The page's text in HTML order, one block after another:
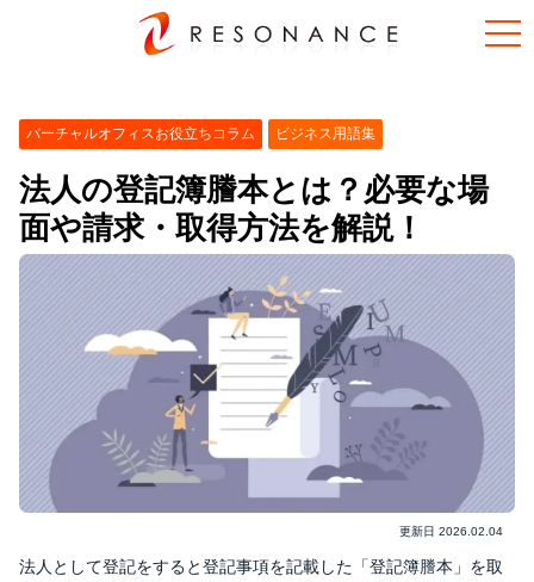
バーチャルオフィスお役立ちコラム ビジネス用語集
法人の登記簿謄本とは？必要な場
面や請求・取得方法を解説！
更新日 2026.02.04
法人として登記をすると登記事項を記載した「登記簿謄本」を取